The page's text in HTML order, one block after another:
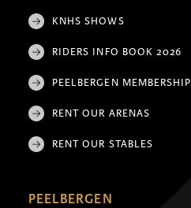
KNHS SHOWS
RIDERS INFO BOOK 2026
PEELBERGEN MEMBERSHIP
RENT OUR ARENAS
RENT OUR STABLES
PEELBERGEN